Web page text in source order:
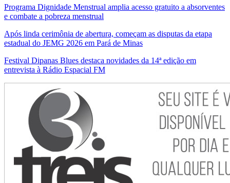
Programa Dignidade Menstrual amplia acesso gratuito a absorventes
e combate a pobreza menstrual
Após linda cerimônia de abertura, começam as disputas da etapa
estadual do JEMG 2026 em Pará de Minas
Festival Dipanas Blues destaca novidades da 14ª edição em
entrevista à Rádio Espacial FM